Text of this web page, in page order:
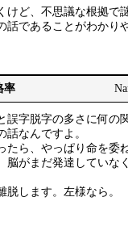
けど、不思議な根拠で
話であることがわかり
率
誤字脱字の多さに何の
話なんですよ。
たら、やっぱり命を委
脳がまだ発達してい
します。左様なら。